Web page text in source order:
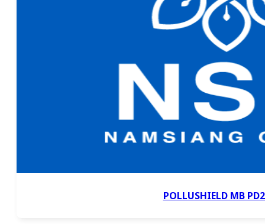
POLLUSHIELD MB